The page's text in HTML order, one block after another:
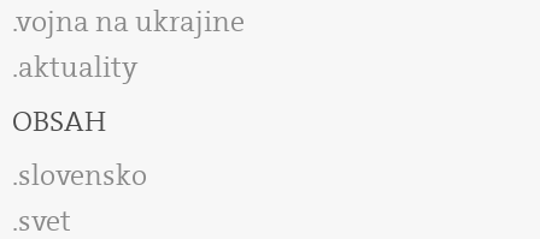
vojna na ukrajine
aktuality
OBSAH
slovensko
svet